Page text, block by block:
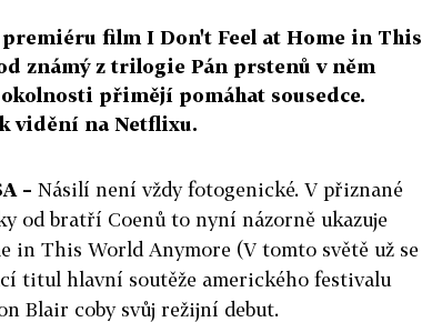
premiéru film I Don't Feel at Home in This
známý z trilogie Pán prstenů v něm
přimějí pomáhat sousedce.
vidění na Netflixu.
– Násilí není vždy fotogenické. V přiznané
od bratří Coenů to nyní názorně ukazuje
in This World Anymore (V tomto světě už se
titul hlavní soutěže amerického festivalu
Blair coby svůj režijní debut.